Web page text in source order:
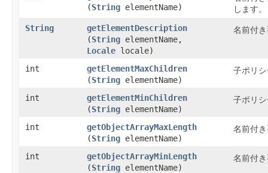
(String elementName)
します。
String
getElementDescription
(String elementName,
Locale locale)
名前付
int getElementMaxChildren
(String elementName)
子ポリ
int getElementMinChildren
(String elementName)
子ポリ
int getObjectArrayMaxLength
(String elementName)
名前付
int getObjectArrayMinLength
(String elementName)
名前付